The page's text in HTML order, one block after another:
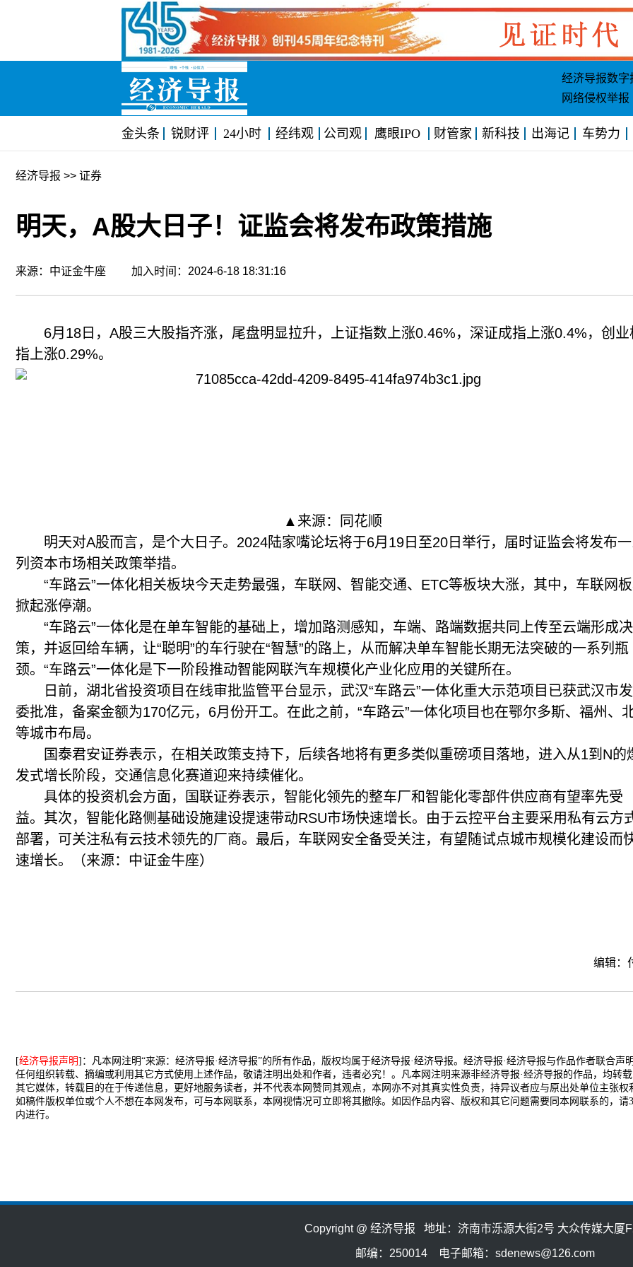
经济导报数字
网络侵权举报
金头条 锐财评 24小时 经纬观 公司观 鹰眼IPO 财管家 新科技 出海记 车势力
经济导报 >> 证券
明天，A股大日子！证监会将发布政策措施
来源：中证金牛座 加入时间：2024-6-18 18:31:16
6月18日，A股三大股指齐涨，尾盘明显拉升，上证指数上涨0.46%，深证成指上涨0.4%，创业
指上涨0.29%。
▲来源：同花顺
明天对A股而言，是个大日子。2024陆家嘴论坛将于6月19日至20日举行，届时证监会将发布
列资本市场相关政策举措。
“车路云”一体化相关板块今天走势最强，车联网、智能交通、ETC等板块大涨，其中，车联网
掀起涨停潮。
“车路云”一体化是在单车智能的基础上，增加路测感知，车端、路端数据共同上传至云端形成决
策，并返回给车辆，让“聪明”的车行驶在“智慧”的路上，从而解决单车智能长期无法突破的一系列瓶
颈。“车路云”一体化是下一阶段推动智能网联汽车规模化产业化应用的关键所在。
日前，湖北省投资项目在线审批监管平台显示，武汉“车路云”一体化重大示范项目已获武汉市
委批准，备案金额为170亿元，6月份开工。在此之前，“车路云”一体化项目也在鄂尔多斯、福州、
等城市布局。
国泰君安证券表示，在相关政策支持下，后续各地将有更多类似重磅项目落地，进入从1到N的
发式增长阶段，交通信息化赛道迎来持续催化。
具体的投资机会方面，国联证券表示，智能化领先的整车厂和智能化零部件供应商有望率先受
益。其次，智能化路侧基础设施建设提速带动RSU市场快速增长。由于云控平台主要采用私有云方
部署，可关注私有云技术领先的厂商。最后，车联网安全备受关注，有望随试点城市规模化建设而
速增长。（来源：中证金牛座）
编辑：
[经济导报声明]：凡本网注明“来源：经济导报·经济导报”的所有作品，版权均属于经济导报·经济导报。经济导报·经济导报与作品作者联合声明
任何组织转载、摘编或利用其它方式使用上述作品，敬请注明出处和作者，违者必究！。凡本网注明来源非经济导报·经济导报的作品，均转载
其它媒体，转载目的在于传递信息，更好地服务读者，并不代表本网赞同其观点，本网亦不对其真实性负责，持异议者应与原出处单位主张权
如稿件版权单位或个人不想在本网发布，可与本网联系，本网视情况可立即将其撤除。如因作品内容、版权和其它问题需要同本网联系的，请
内进行。
Copyright @ 经济导报 地址：济南市泺源大街2号 大众传媒大厦
邮编：250014 电子邮箱：sdenews@126.com